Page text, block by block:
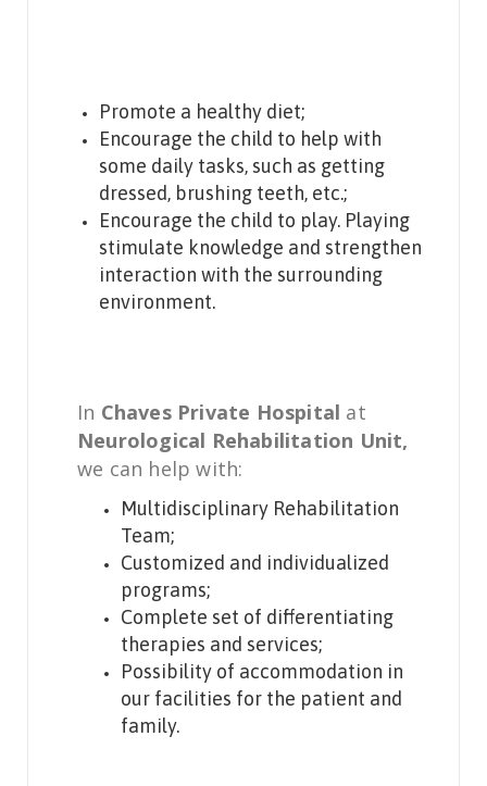
Promote a healthy diet;
Encourage the child to help with
some daily tasks, such as getting
dressed, brushing teeth, etc.;
Encourage the child to play. Playing
stimulate knowledge and strengthen
interaction with the surrounding
environment.
In Chaves Private Hospital at
Neurological Rehabilitation Unit,
we can help with:
Multidisciplinary Rehabilitation
Team;
Customized and individualized
programs;
Complete set of differentiating
therapies and services;
Possibility of accommodation in
our facilities for the patient and
family.